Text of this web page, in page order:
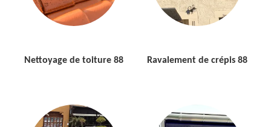
Nettoyage de toiture 88 Ravalement de crépis 88